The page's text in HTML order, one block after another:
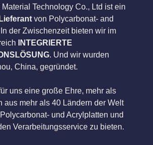
Technology Co., Ltd ist ein
von Polycarbonat- and
der Zwischenzeit bieten wir im
INTEGRIERTE
. Und wir wurden
China, gegründet.
uns eine große Ehre, mehr als
aus mehr als 40 Ländern der Welt
und Acrylplatten und
Verarbeitungsservice zu bieten.